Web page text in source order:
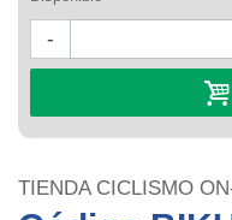
-
TIENDA CICLISMO